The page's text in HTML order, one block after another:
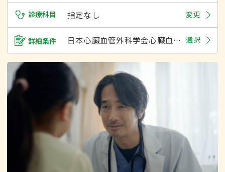
診療科目 指定なし 変更
詳細条件 日本心臓血管外科学会心臓血管外科専門医 選択